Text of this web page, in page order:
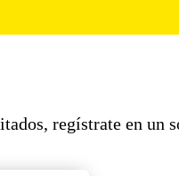
regístrate en un